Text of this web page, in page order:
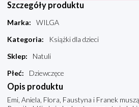
Szczegóły produktu
Marka:
WILGA
Kategoria:
Książki dla dzieci
Sklep:
Natuli
Płeć: Dziewczęce
Opis produktu
Emi, Aniela, Flora, Faustyna i Franek